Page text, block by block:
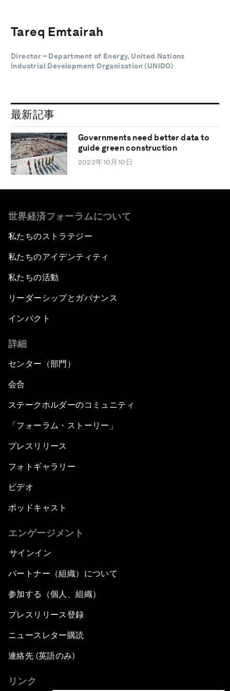
Tareq Emtairah
Director – Department of Energy, United Nations
Industrial Development Organization (UNIDO)
最新記事
Governments need better data to
guide green construction
2022年10月10日
世界経済フォーラムについて
私たちのストラテジー
私たちのアイデンティティ
私たちの活動
リーダーシップとガバナンス
インパクト
詳細
センター（部門）
会合
ステークホルダーのコミュニティ
「フォーラム・ストーリー」
プレスリリース
フォトギャラリー
ビデオ
ポッドキャスト
エンゲージメント
サインイン
パートナー（組織）について
参加する（個人、組織）
プレスリリース登録
ニュースレター購読
連絡先 (英語のみ)
リンク